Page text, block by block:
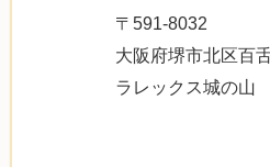
〒591-8032
大阪府堺市北区百
ラレックス城の山